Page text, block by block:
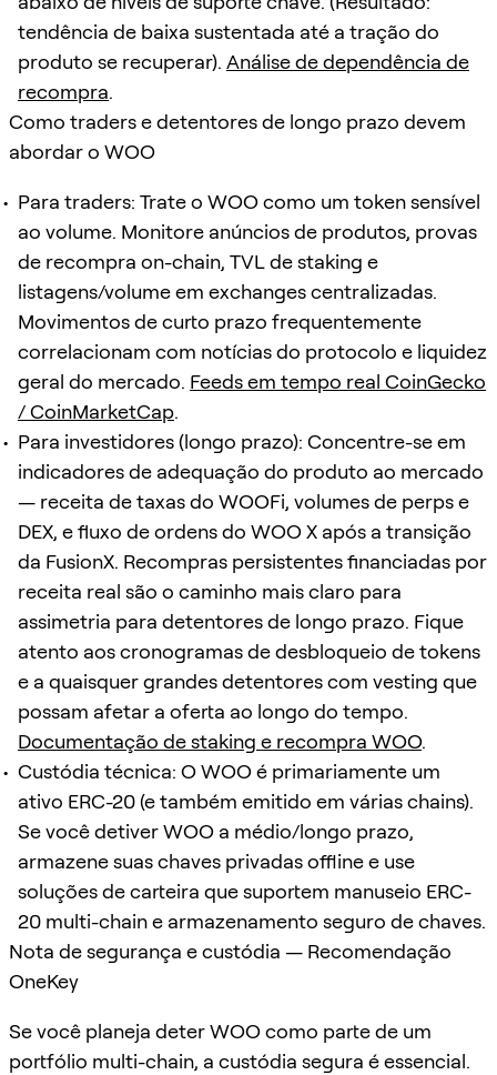
tendência de baixa sustentada até a tração do
produto se recuperar). Análise de dependência de
recompra.
Como traders e detentores de longo prazo devem
abordar o WOO
Para traders: Trate o WOO como um token sensível
ao volume. Monitore anúncios de produtos, provas
de recompra on-chain, TVL de staking e
listagens/volume em exchanges centralizadas.
Movimentos de curto prazo frequentemente
correlacionam com notícias do protocolo e liquidez
geral do mercado. Feeds em tempo real CoinGecko
/ CoinMarketCap.
Para investidores (longo prazo): Concentre-se em
indicadores de adequação do produto ao mercado
— receita de taxas do WOOFi, volumes de perps e
DEX, e fluxo de ordens do WOO X após a transição
da FusionX. Recompras persistentes financiadas por
receita real são o caminho mais claro para
assimetria para detentores de longo prazo. Fique
atento aos cronogramas de desbloqueio de tokens
e a quaisquer grandes detentores com vesting que
possam afetar a oferta ao longo do tempo.
Documentação de staking e recompra WOO.
Custódia técnica: O WOO é primariamente um
ativo ERC-20 (e também emitido em várias chains).
Se você detiver WOO a médio/longo prazo,
armazene suas chaves privadas offline e use
soluções de carteira que suportem manuseio ERC-
20 multi-chain e armazenamento seguro de chaves.
Nota de segurança e custódia — Recomendação
OneKey
Se você planeja deter WOO como parte de um
portfólio multi-chain, a custódia segura é essencial.